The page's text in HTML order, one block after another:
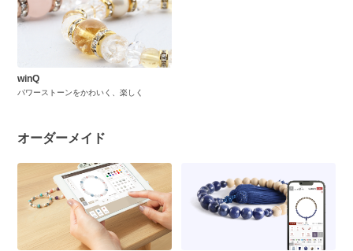
winQ
パワーストーンをかわいく、楽しく
オーダーメイド